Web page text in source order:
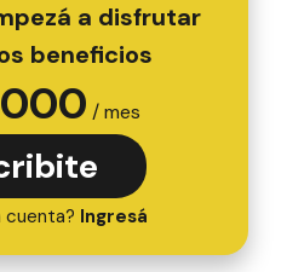
a disfrutar
beneficios
/ mes
cuenta? Ingresá